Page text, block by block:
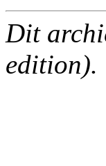
Dit
edition).